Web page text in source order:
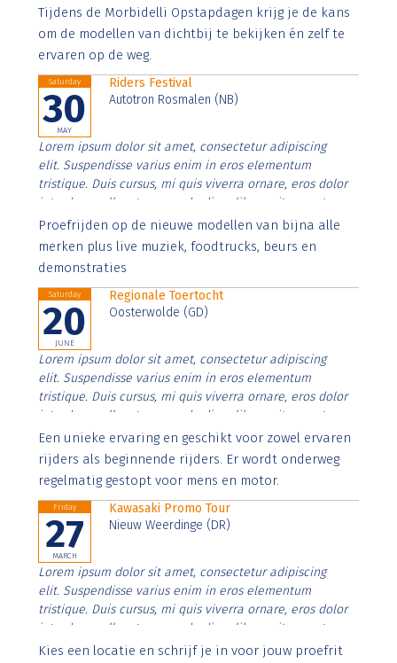
Aenean faucibus nibh et justo cursus id rutrum lorem
imperdiet. Nunc ut sem vitae risus tristique posuere.
Tijdens de Morbidelli Opstapdagen krijg je de kans
om de modellen van dichtbij te bekijken én zelf te
ervaren op de weg.
Saturday
30
MAY
Riders Festival
Autotron Rosmalen (NB)
Lorem ipsum dolor sit amet, consectetur adipiscing
elit. Suspendisse varius enim in eros elementum
tristique. Duis cursus, mi quis viverra ornare, eros dolor
interdum nulla, ut commodo diam libero vitae erat.
Aenean faucibus nibh et justo cursus id rutrum lorem
imperdiet. Nunc ut sem vitae risus tristique posuere.
Proefrijden op de nieuwe modellen van bijna alle
merken plus live muziek, foodtrucks, beurs en
demonstraties
Saturday
20
JUNE
Regionale Toertocht
Oosterwolde (GD)
Lorem ipsum dolor sit amet, consectetur adipiscing
elit. Suspendisse varius enim in eros elementum
tristique. Duis cursus, mi quis viverra ornare, eros dolor
interdum nulla, ut commodo diam libero vitae erat.
Aenean faucibus nibh et justo cursus id rutrum lorem
imperdiet. Nunc ut sem vitae risus tristique posuere.
Een unieke ervaring en geschikt voor zowel ervaren
rijders als beginnende rijders. Er wordt onderweg
regelmatig gestopt voor mens en motor.
Friday
27
MARCH
Kawasaki Promo Tour
Nieuw Weerdinge (DR)
Lorem ipsum dolor sit amet, consectetur adipiscing
elit. Suspendisse varius enim in eros elementum
tristique. Duis cursus, mi quis viverra ornare, eros dolor
interdum nulla, ut commodo diam libero vitae erat.
Aenean faucibus nibh et justo cursus id rutrum lorem
Kies een locatie en schrijf je in voor jouw proefrit